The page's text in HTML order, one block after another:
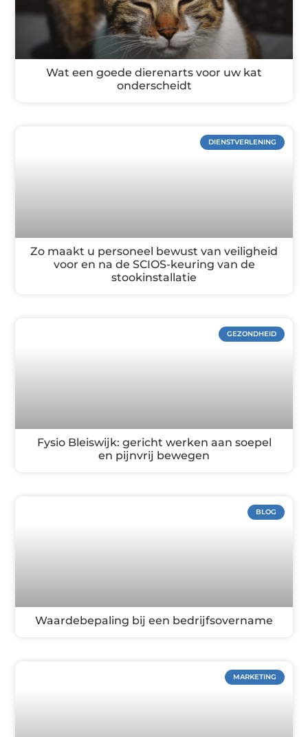
Wat een goede dierenarts voor uw kat
onderscheidt
DIENSTVERLENING
Zo maakt u personeel bewust van veiligheid
voor en na de SCIOS-keuring van de
stookinstallatie
GEZONDHEID
Fysio Bleiswijk: gericht werken aan soepel
en pijnvrij bewegen
BLOG
Waardebepaling bij een bedrijfsovername
MARKETING